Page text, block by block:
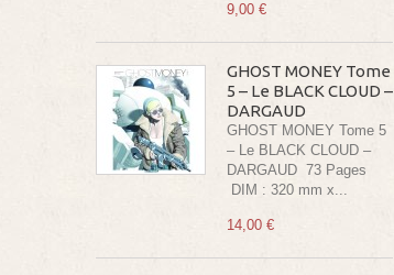
9,00 €
GHOST MONEY Tome
5 – Le BLACK CLOUD –
DARGAUD
GHOST MONEY Tome 5
– Le BLACK CLOUD –
DARGAUD 73 Pages
DIM : 320 mm x...
14,00 €